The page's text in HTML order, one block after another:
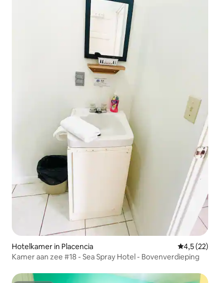
Hotelkamer in Placencia
4,5 (22)
Kamer aan zee #18 - Sea Spray Hotel - Bovenverdieping